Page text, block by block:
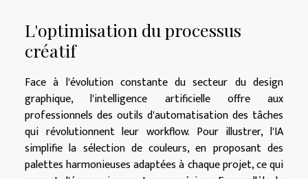
L'optimisation du processus
créatif
Face à l'évolution constante du secteur du design
graphique, l'intelligence artificielle offre aux
professionnels des outils d'automatisation des tâches
qui révolutionnent leur workflow. Pour illustrer, l'IA
simplifie la sélection de couleurs, en proposant des
palettes harmonieuses adaptées à chaque projet, ce qui